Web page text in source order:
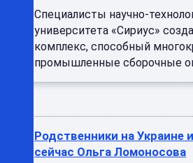
Специалисты научно-
университета «Сириус»
комплекс, способный
промышленные сборочные
Родственники на Украине
сейчас Ольга Ломоносова